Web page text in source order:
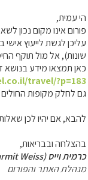
הי עמית,
פורום אינו מקום נכון
עליכן לגשת לייעוץ
שונות), אל מול תוקף
כאן תמצאו מידע בנושא
travel/?p=183
גם לחלק מקופות
להבא, אם יהיו לכן
בהצלחה ובבריאות,
כרמית וייס (Carmit Weiss)
מנהלת האתר והפורום